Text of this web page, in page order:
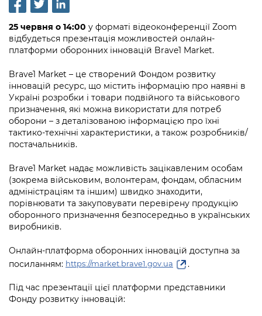
Рішення та розпорядження
Проєкти розпоряджень, що
перебувають на погодженні КМВА
Рішення Київради
Контактна інформація
Графік роботи та прийому громадян
Вакансії
Статистика
Звернення громадян
Регуляторна діяльність
Підприємства, установи, організації
Kyiv International Relations
Освіта та навчальні заклади
Дороги, транспорт та парковки
Навколишнє середовище міста
Містобудування та земельні ділянки
Культура, спорт, дозвілля
Бізнес та ліцензування
Безпека та правопорядок
Ритуальні послуги
Іноземцям / For foreigners
Пам'ятки культурної спадщини
Безбар'єрність
Громадська експертиза
Громадський бюджет
Громадська рада
Петиції
Відкритий бюджет
Допомога учасникам АТО
Рада з питань внутрішньо переміщених
осіб при Київській міській військовій
адміністрації
«Ініціатива «Партнерство «Відкритий
Уряд» – місцевий рівень»
Важливе під час воєнного стану
Інформація з обмеженим доступом
Подати запит онлайн
Проекти нормативно-правових та
інших актів
Нормативна база
Питання і відповіді про публічну
інформацію
Порядок оскарження рішень, дій чи
бездіяльності розпорядників інформації
Звіти про опрацювання запитів на
публічну інформацію
Інформація для споживачів
Портал даних Києва
Медіагалерея
Підписатися на новини та анонси від
КМДА / Subscribe to announcements
Порядок акредитації медіа /
Accreditation process
Подати журналістський запит /
Submitting a media request
Зйомки в лікарнях в умовах воєнного
стану / Rules for media coverage of
hospitals at work under martial law
Контакти для медіа / Contacts for mass
media
Портал Послуг
25 червня о 14:00 у форматі відеоконференції Zoom
відбудеться презентація можливостей онлайн-
платформи оборонних інновацій Brave1 Market.
Brave1 Market – це створений Фондом розвитку
інновацій ресурс, що містить інформацію про наявні в
Україні розробки і товари подвійного та військового
призначення, які можна використати для потреб
оборони – з деталізованою інформацією про їхні
тактико-технічні характеристики, а також розробників/
постачальників.
Brave1 Market надає можливість зацікавленим особам
(зокрема військовим, волонтерам, фондам, обласним
адміністраціям та іншим) швидко знаходити,
порівнювати та закуповувати перевірену продукцію
оборонного призначення безпосередньо в українських
виробників.
Онлайн-платформа оборонних інновацій доступна за
посиланням: https://market.brave1.gov.ua .
Під час презентації цієї платформи представники
Фонду розвитку інновацій: